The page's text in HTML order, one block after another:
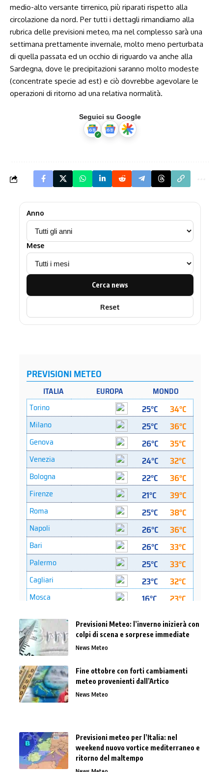
medio-alto versante tirrenico, più riparati rispetto alla
circolazione da nord. Per tutti i dettagli rimandiamo alla
rubrica delle previsioni meteo, ma nel complesso sarà una
settimana prettamente invernale, molto meno perturbata
di quella passata ed un occhio di riguardo va anche alla
Sardegna, dove le precipitazioni saranno molto modeste
(concentrate specie ad est) e ciò dovrebbe agevolare le
operazioni di ritorno ad una relativa normalità.
Seguici su Google
Anno
Mese
Cerca news
Reset
Previsioni Meteo: l’inverno inizierà con
colpi di scena e sorprese immediate
News Meteo
Fine ottobre con forti cambiamenti
meteo provenienti dall’Artico
News Meteo
Previsioni meteo per l’Italia: nel
weekend nuovo vortice mediterraneo e
ritorno del maltempo